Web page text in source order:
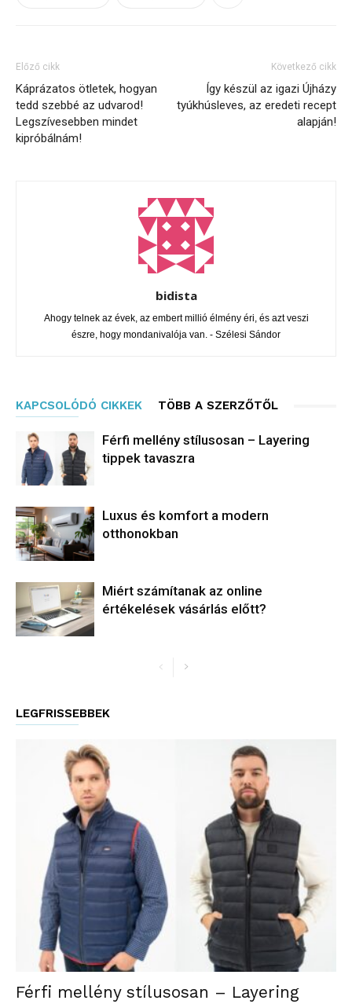
Előző cikk
Káprázatos ötletek, hogyan
tedd szebbé az udvarod!
Legszívesebben mindet
kipróbálnám!
Következő cikk
Így készül az igazi Újházy
tyúkhúsleves, az eredeti recept
alapján!
bidista
Ahogy telnek az évek, az embert millió élmény éri, és azt veszi
észre, hogy mondanivalója van. - Szélesi Sándor
KAPCSOLÓDÓ CIKKEK TÖBB A SZERZŐTŐL
Férfi mellény stílusosan – Layering
tippek tavaszra
Luxus és komfort a modern
otthonokban
Miért számítanak az online
értékelések vásárlás előtt?
LEGFRISSEBBEK
Férfi mellény stílusosan – Layering